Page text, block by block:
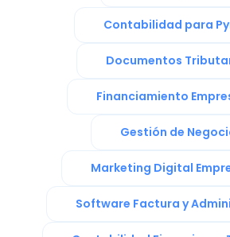
Contabilidad para
Documentos
Financiamiento
Gestión de
Marketing Digital
Software Factura y